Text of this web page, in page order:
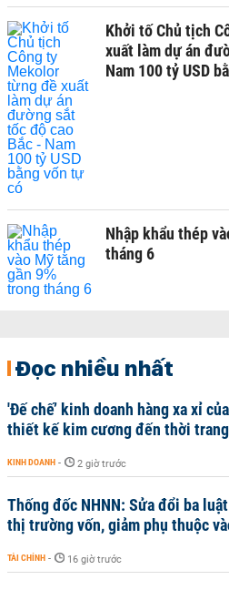
Khởi tố Chủ tịch
xuất làm dự án
Nam 100 tỷ USD
Nhập khẩu thép
tháng 6
Đọc nhiều nhất
'Đế chế’ kinh doanh hàng xa xỉ
thiết kế kim cương đến thời
KINH DOANH - 2 giờ trước
Thống đốc NHNN: Sửa đổi ba
thị trường vốn, giảm phụ thuộc
TÀI CHÍNH - 16 giờ trước